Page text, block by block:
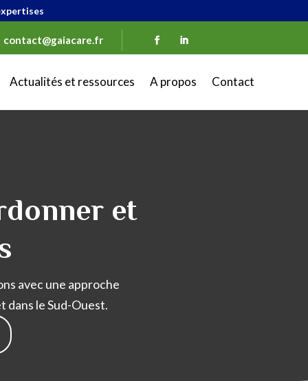
contact@gaiacare.fr
Actualités et ressources A propos Contact
et
avec une approche
dans le Sud-Ouest.